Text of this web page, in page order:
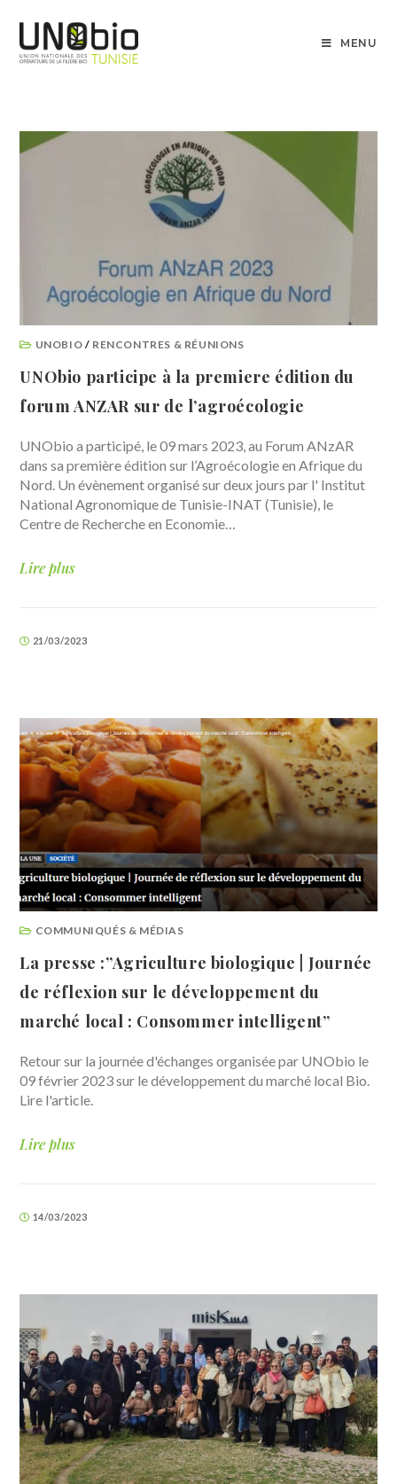
MENU
UNOBIO / RENCONTRES & RÉUNIONS
UNObio participe à la premiere édition du
forum ANZAR sur de l’agroécologie
UNObio a participé, le 09 mars 2023, au Forum ANzAR
dans sa première édition sur l’Agroécologie en Afrique du
Nord. Un évènement organisé sur deux jours par l' Institut
National Agronomique de Tunisie-INAT (Tunisie), le
Centre de Recherche en Economie…
Lire plus
21/03/2023
COMMUNIQUÉS & MÉDIAS
La presse :”Agriculture biologique | Journée
de réflexion sur le développement du
marché local : Consommer intelligent”
Retour sur la journée d'échanges organisée par UNObio le
09 février 2023 sur le développement du marché local Bio.
Lire l'article.
Lire plus
14/03/2023